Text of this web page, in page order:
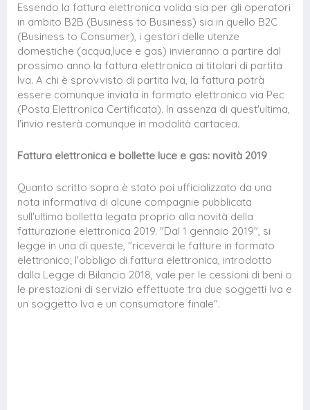
Essendo la fattura elettronica valida sia per gli operatori
in ambito B2B (Business to Business) sia in quello B2C
(Business to Consumer), i gestori delle utenze
domestiche (acqua,luce e gas) invieranno a partire dal
prossimo anno la fattura elettronica ai titolari di partita
Iva. A chi è sprovvisto di partita Iva, la fattura potrà
essere comunque inviata in formato elettronico via Pec
(Posta Elettronica Certificata). In assenza di quest'ultima,
l'invio resterà comunque in modalità cartacea.
Fattura elettronica e bollette luce e gas: novità 2019
Quanto scritto sopra è stato poi ufficializzato da una
nota informativa di alcune compagnie pubblicata
sull'ultima bolletta legata proprio alla novità della
fatturazione elettronica 2019. "Dal 1 gennaio 2019", si
legge in una di queste, "riceverai le fatture in formato
elettronico; l'obbligo di fattura elettronica, introdotto
dalla Legge di Bilancio 2018, vale per le cessioni di beni o
le prestazioni di servizio effettuate tra due soggetti Iva e
un soggetto Iva e un consumatore finale".